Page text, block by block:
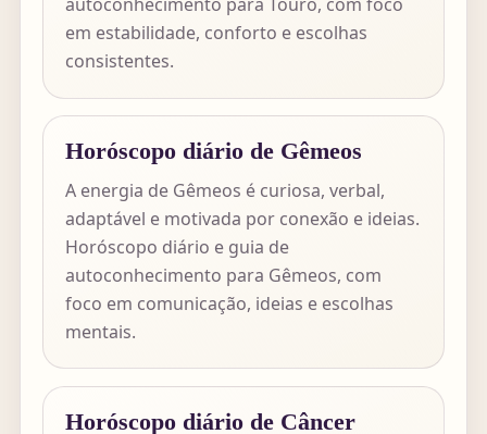
autoconhecimento para Touro, com foco
em estabilidade, conforto e escolhas
consistentes.
Horóscopo diário de Gêmeos
A energia de Gêmeos é curiosa, verbal,
adaptável e motivada por conexão e ideias.
Horóscopo diário e guia de
autoconhecimento para Gêmeos, com
foco em comunicação, ideias e escolhas
mentais.
Horóscopo diário de Câncer